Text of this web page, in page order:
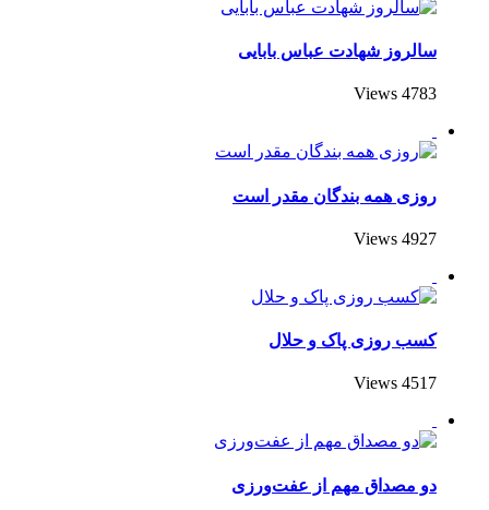
سالروز شهادت عباس بابایی
4783 Views
روزی همه بندگان مقدر است
4927 Views
کسب روزی پاک و حلال
4517 Views
دو مصداق مهم از عفت‌ورزی